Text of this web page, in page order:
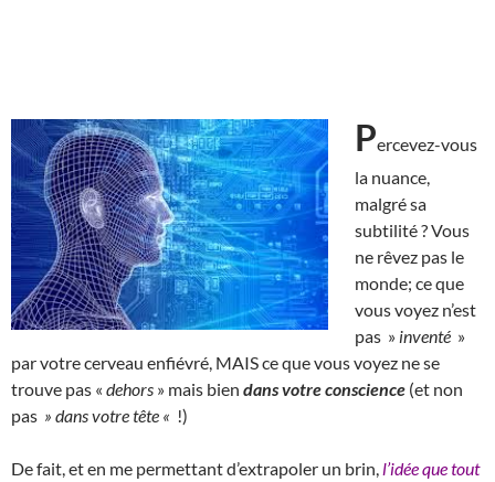
Percevez-vous
la nuance,
malgré sa
subtilité ? Vous
ne rêvez pas le
monde; ce que
vous voyez n’est
pas » inventé »
par votre cerveau enfiévré, MAIS ce que vous voyez ne se
trouve pas « dehors » mais bien dans votre conscience (et non
pas » dans votre tête « !)
De fait, et en me permettant d’extrapoler un brin, l’idée que tout